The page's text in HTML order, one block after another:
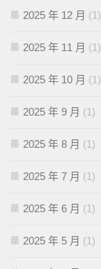
2025 年 12 月 (1)
2025 年 11 月 (1)
2025 年 10 月 (1)
2025 年 9 月 (1)
2025 年 8 月 (1)
2025 年 7 月 (1)
2025 年 6 月 (1)
2025 年 5 月 (1)